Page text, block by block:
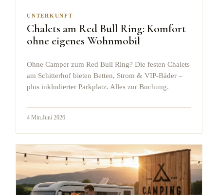
UNTERKUNFT
Chalets am Red Bull Ring: Komfort
ohne eigenes Wohnmobil
Ohne Camper zum Red Bull Ring? Die festen Chalets
am Schitterhof bieten Betten, Strom & VIP-Bäder –
plus inkludierter Parkplatz. Alles zur Buchung.
4 Min.Juni 2026